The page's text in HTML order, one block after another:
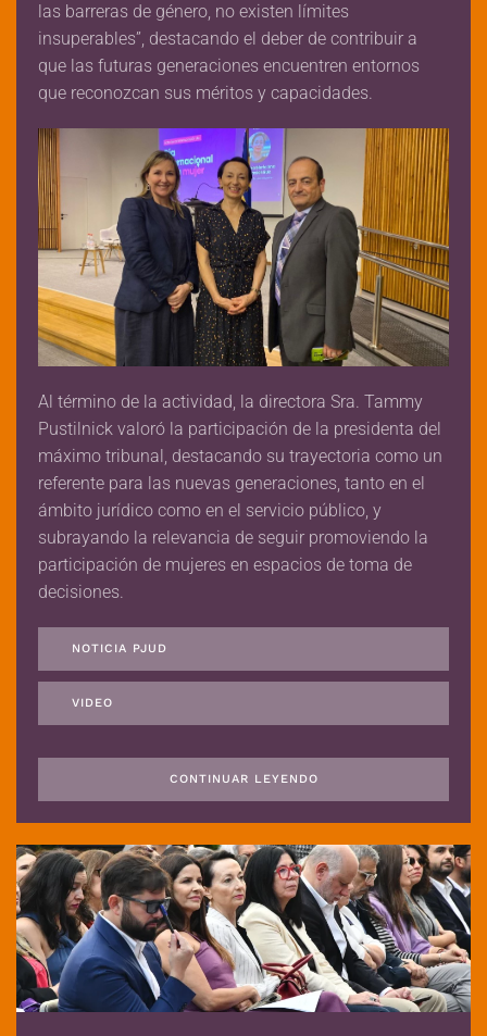
las barreras de género, no existen límites
insuperables”, destacando el deber de contribuir a
que las futuras generaciones encuentren entornos
que reconozcan sus méritos y capacidades.
Al término de la actividad, la directora Sra. Tammy
Pustilnick valoró la participación de la presidenta del
máximo tribunal, destacando su trayectoria como un
referente para las nuevas generaciones, tanto en el
ámbito jurídico como en el servicio público, y
subrayando la relevancia de seguir promoviendo la
participación de mujeres en espacios de toma de
decisiones.
NOTICIA PJUD
VIDEO
CONTINUAR LEYENDO